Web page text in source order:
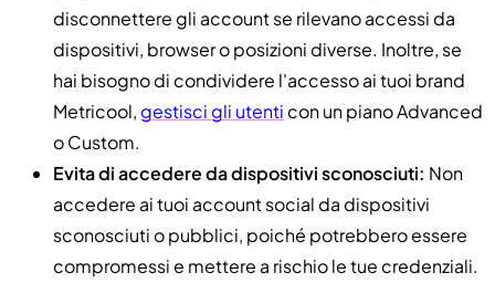
disconnettere gli account se rilevano accessi da
dispositivi, browser o posizioni diverse. Inoltre, se
hai bisogno di condividere l'accesso ai tuoi brand
Metricool,gestisci gli utenti con un piano Advanced
o Custom.
Evita di accedere da dispositivi sconosciuti: Non
accedere ai tuoi account social da dispositivi
sconosciuti o pubblici, poiché potrebbero essere
compromessi e mettere a rischio le tue credenziali.